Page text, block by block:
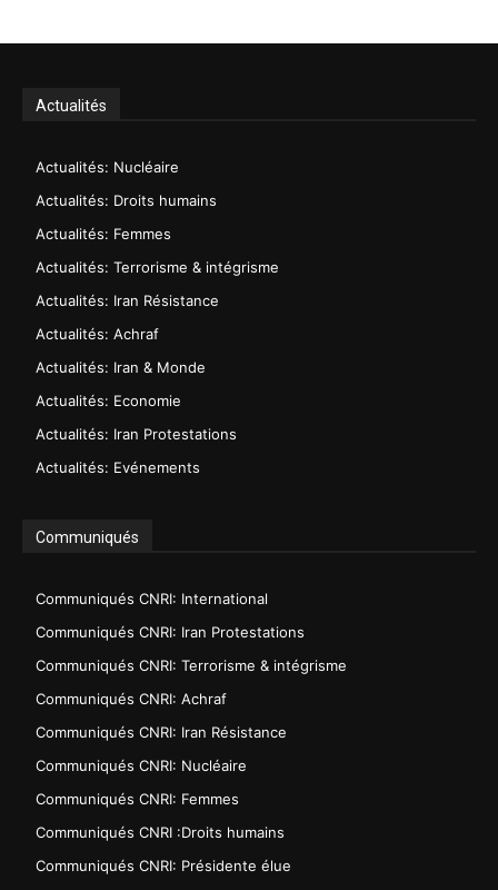
Actualités
Actualités: Nucléaire
Actualités: Droits humains
Actualités: Femmes
Actualités: Terrorisme & intégrisme
Actualités: Iran Résistance
Actualités: Achraf
Actualités: Iran & Monde
Actualités: Economie
Actualités: Iran Protestations
Actualités: Evénements
Communiqués
Communiqués CNRI: International
Communiqués CNRI: Iran Protestations
Communiqués CNRI: Terrorisme & intégrisme
Communiqués CNRI: Achraf
Communiqués CNRI: Iran Résistance
Communiqués CNRI: Nucléaire
Communiqués CNRI: Femmes
Communiqués CNRI :Droits humains
Communiqués CNRI: Présidente élue